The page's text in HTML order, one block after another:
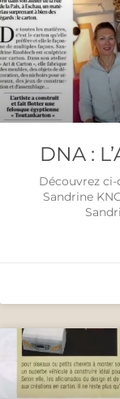
DNA :
Découvrez
Sandrine